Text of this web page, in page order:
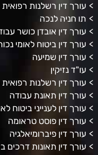
עורך דין רשלנות רפואית
תו חניה לנכה
עורך דין אובדן כושר
עורך דין ביטוח לאומי
עורך דין שמיעה
עו"ד נזיקין
עורך דין רשלנות
עורך דין תאונת עבודה
עורך דין לענייני ביטוח
עורך דין פוסט טראומה
עורך דין פיברומיאלגיה
עורך דין תאונות דרכים